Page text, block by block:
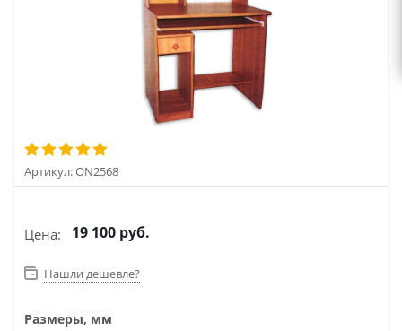
Артикул:ON2568
Цена: 19 100 руб.
Нашли дешевле?
Размеры, мм